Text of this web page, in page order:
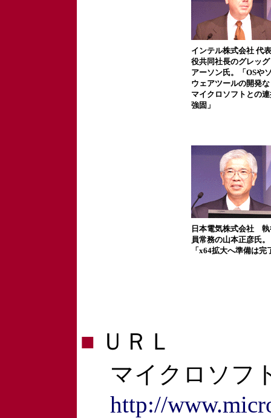
インテル株式会社 代
役共同社長のグレッ
アーソン氏。「OSや
ウェアツールの開発
マイクロソフトとの
強固」
日本電気株式会社 執
員常務の山本正彦氏。
「x64拡大へ準備は完
■ ＵＲＬ
マイクロソフ
http://